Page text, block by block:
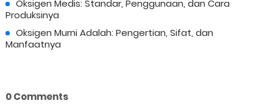
Oksigen Medis: Standar, Penggunaan, dan Cara
Produksinya
Oksigen Murni Adalah: Pengertian, Sifat, dan
Manfaatnya
0 Comments